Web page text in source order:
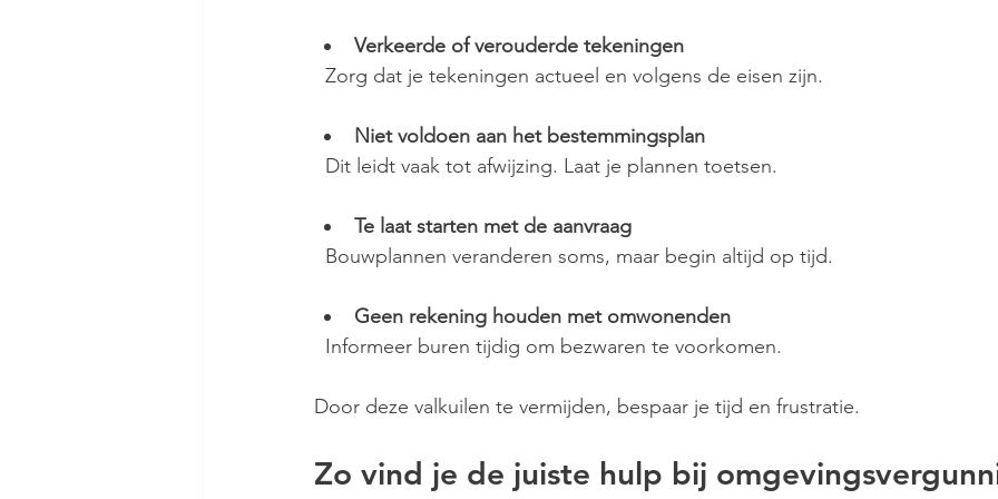
Verkeerde of verouderde tekeningen
  Zorg dat je tekeningen actueel en volgens de eisen zijn.
Niet voldoen aan het bestemmingsplan
  Dit leidt vaak tot afwijzing. Laat je plannen toetsen.
Te laat starten met de aanvraag
  Bouwplannen veranderen soms, maar begin altijd op tijd.
Geen rekening houden met omwonenden
  Informeer buren tijdig om bezwaren te voorkomen.
Door deze valkuilen te vermijden, bespaar je tijd en frustratie.
Zo vind je de juiste hulp bij